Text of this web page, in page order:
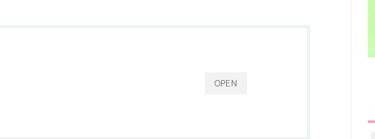
OPEN